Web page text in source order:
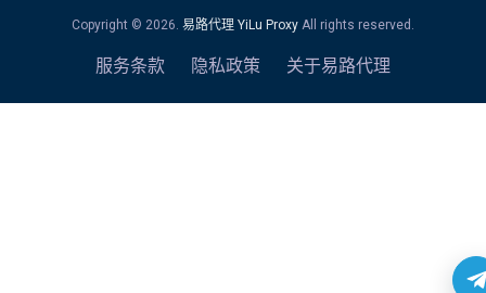
Copyright © 2026 易路代理 YiLu Proxy All rights reserved.
服务条款 隐私政策 关于易路代理